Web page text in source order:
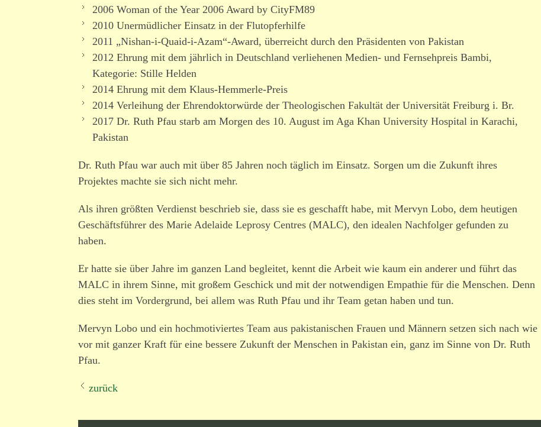
2006 Woman of the Year 2006 Award by CityFM89
2010 Unermüdlicher Einsatz in der Flutopferhilfe
2011 „Nishan-i-Quaid-i-Azam“-Award, über­reicht durch den Präsidenten von Pakistan
2012 Ehrung mit dem jährlich in Deutschland verlie­henen Medien- und Fernsehpreis Bambi,
Kategorie: Stille Helden
2014 Ehrung mit dem Klaus-Hemmerle-Preis
2014 Verleihung der Ehrendoktorwürde der Theologischen Fakultät der Universität Freiburg i. Br.
2017 Dr. Ruth Pfau starb am Morgen des 10. August im Aga Khan University Hospital in Karachi,
Pakistan
Dr. Ruth Pfau war auch mit über 85 Jahren noch täglich im Einsatz. Sorgen um die Zukunft ihres
Projektes machte sie sich nicht mehr.
Als ihren größten Verdienst beschrieb sie, dass sie es geschafft habe, mit Mervyn Lobo, dem heutigen
Geschäftsführer des Marie Adelaide Leprosy Centres (MALC), den idealen Nachfolger gefunden zu
haben.
Er hatte sie über Jahre im ganzen Land begleitet, kennt die Arbeit wie kaum ein anderer und führt das
MALC in ihrem Sinne, mit großem Geschick und mit der notwen­digen Empathie für die Menschen. Denn
dies steht im Vordergrund, bei allem was Ruth Pfau und ihr Team getan haben und tun.
Mervyn Lobo und ein hoch­mo­ti­viertes Team aus pakis­ta­ni­schen Frauen und Männern setzen sich nach wie
vor mit ganzer Kraft für eine bessere Zukunft der Menschen in Pakistan ein, ganz im Sinne von Dr. Ruth
Pfau.
zurück